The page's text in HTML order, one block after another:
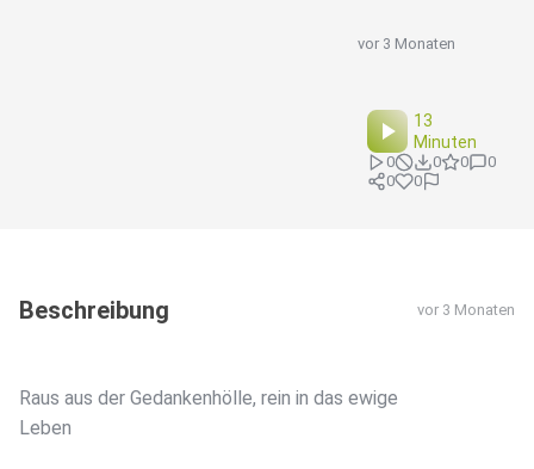
vor 3 Monaten
13
Minuten
0 0 0
0
0
0
Beschreibung vor 3 Monaten
Raus aus der Gedankenhölle, rein in das ewige
Leben